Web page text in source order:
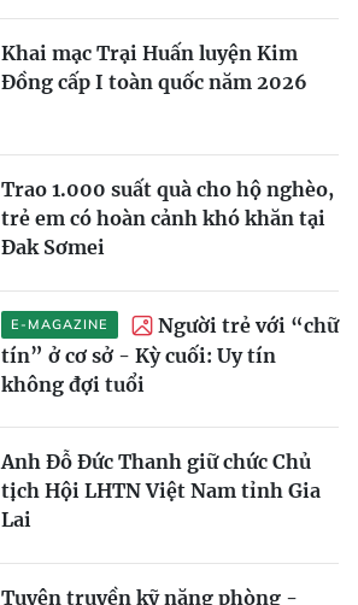
Khai mạc Trại Huấn luyện Kim
Đồng cấp I toàn quốc năm 2026
Trao 1.000 suất quà cho hộ nghèo,
trẻ em có hoàn cảnh khó khăn tại
Đak Sơmei
E-MAGAZINE
Người trẻ với “chữ
tín” ở cơ sở - Kỳ cuối: Uy tín
không đợi tuổi
Anh Đỗ Đức Thanh giữ chức Chủ
tịch Hội LHTN Việt Nam tỉnh Gia
Lai
Tuyên truyền kỹ năng phòng -